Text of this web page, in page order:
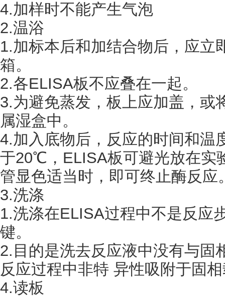
4.加样时不能产生气泡
2.温浴
1.加标本后和加结合物后，应立
箱。
2.各ELISA板不应叠在一起。
3.为避免蒸发，板上应加盖，或
属湿盒中。
4.加入底物后，反应的时间和温
于20℃，ELISA板可避光放在实
管显色适当时，即可终止酶反应
3.洗涤
1.洗涤在ELISA过程中不是反应
键。
2.目的是洗去反应液中没有与固
反应过程中非特 异性吸附于固
4.读板